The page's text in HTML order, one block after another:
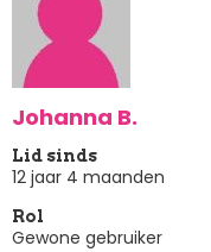
Johanna B.
Lid sinds
12 jaar 4 maanden
Rol
Gewone gebruiker